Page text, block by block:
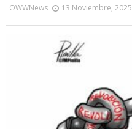
OWWNews 13 Noviembre, 2025